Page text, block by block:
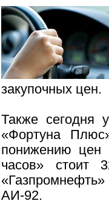
закупочных цен.
Также сегодня
«Фортуна
понижению цен
часов»
АИ-92.